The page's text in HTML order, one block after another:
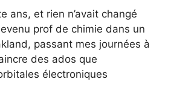
ans, et rien n’avait changé
prof de chimie dans un
passant mes journées à
des ados que
électroniques